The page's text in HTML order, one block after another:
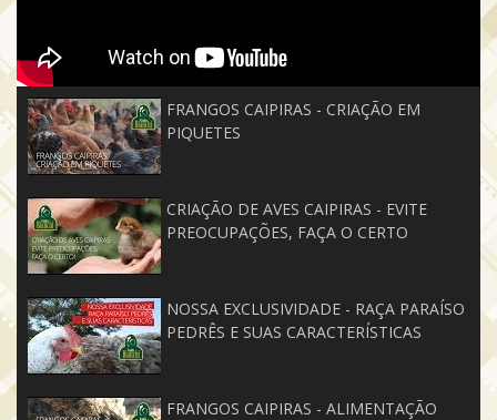
FRANGOS CAIPIRAS - CRIAÇÃO EM
PIQUETES
CRIAÇÃO DE AVES CAIPIRAS - EVITE
PREOCUPAÇÕES, FAÇA O CERTO
NOSSA EXCLUSIVIDADE - RAÇA PARAÍSO
PEDRÊS E SUAS CARACTERÍSTICAS
FRANGOS CAIPIRAS - ALIMENTAÇÃO